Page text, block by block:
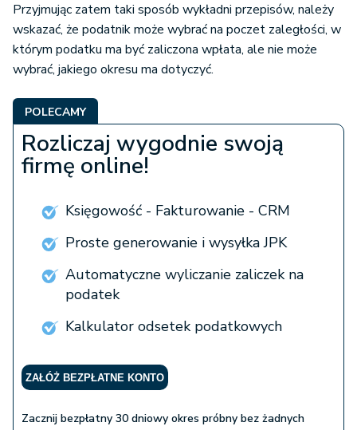
Przyjmując zatem taki sposób wykładni przepisów, należy
wskazać, że podatnik może wybrać na poczet zaległości, w
którym podatku ma być zaliczona wpłata, ale nie może
wybrać, jakiego okresu ma dotyczyć.
POLECAMY
Rozliczaj wygodnie swoją
firmę online!
Księgowość - Fakturowanie - CRM
Proste generowanie i wysyłka JPK
Automatyczne wyliczanie zaliczek na
podatek
Kalkulator odsetek podatkowych
ZAŁÓŻ BEZPŁATNE KONTO
Zacznij bezpłatny 30 dniowy okres próbny bez żadnych